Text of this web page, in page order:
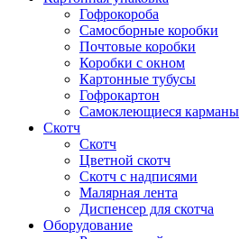
Гофрокороба
Самосборные коробки
Почтовые коробки
Коробки с окном
Картонные тубусы
Гофрокартон
Самоклеющиеся карманы
Скотч
Скотч
Цветной скотч
Скотч с надписями
Малярная лента
Диспенсер для скотча
Оборудование